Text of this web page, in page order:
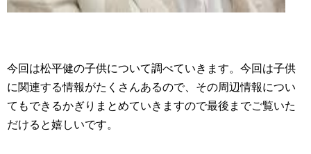
今回は松平健の子供について調べていきます。今回は子供
に関連する情報がたくさんあるので、その周辺情報につい
てもできるかぎりまとめていきますので最後までご覧いた
だけると嬉しいです。